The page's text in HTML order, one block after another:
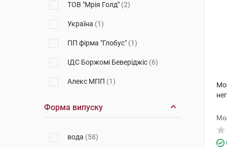
ТОВ "Мрія Голд" (2)
Україна (1)
ПП фірма "Глобус" (1)
ІДС Боржомі Беверіджіс (6)
Алекс МПП (1)
ФітоБіоТехнології(1)
Дрога Колинська
Форма випуску
вода (58)